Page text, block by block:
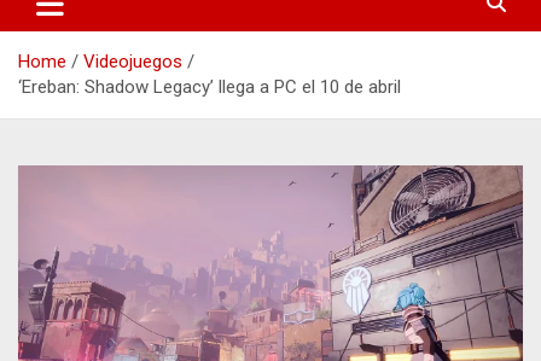
Home
Videojuegos
‘Ereban: Shadow Legacy’ llega a PC el 10 de abril